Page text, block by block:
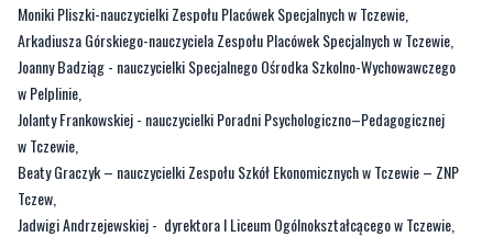
Moniki Pliszki-nauczycielki Zespołu Placówek Specjalnych w Tczewie,
Arkadiusza Górskiego-nauczyciela Zespołu Placówek Specjalnych w Tczewie,
Joanny Badziąg - nauczycielki Specjalnego Ośrodka Szkolno-Wychowawczego
w Pelplinie,
Jolanty Frankowskiej - nauczycielki Poradni Psychologiczno–Pedagogicznej
w Tczewie,
Beaty Graczyk – nauczycielki Zespołu Szkół Ekonomicznych w Tczewie – ZNP
Tczew,
Jadwigi Andrzejewskiej - dyrektora I Liceum Ogólnokształcącego w Tczewie,